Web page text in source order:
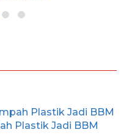
Plastik Jadi BBM
Plastik Jadi BBM